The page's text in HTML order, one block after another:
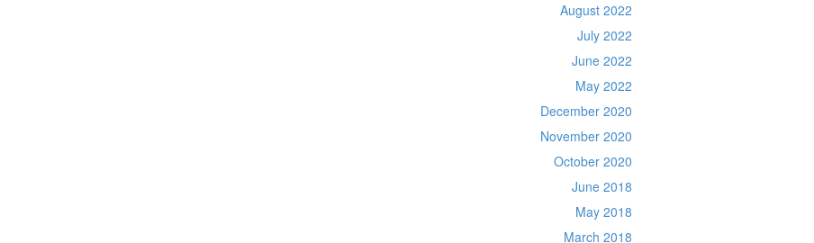
August 2022
July 2022
June 2022
May 2022
December 2020
November 2020
October 2020
June 2018
May 2018
March 2018